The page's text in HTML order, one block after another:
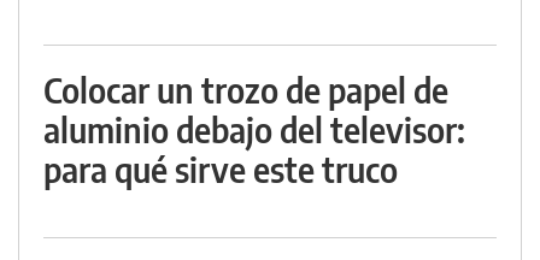
Colocar un trozo de papel de
aluminio debajo del televisor:
para qué sirve este truco